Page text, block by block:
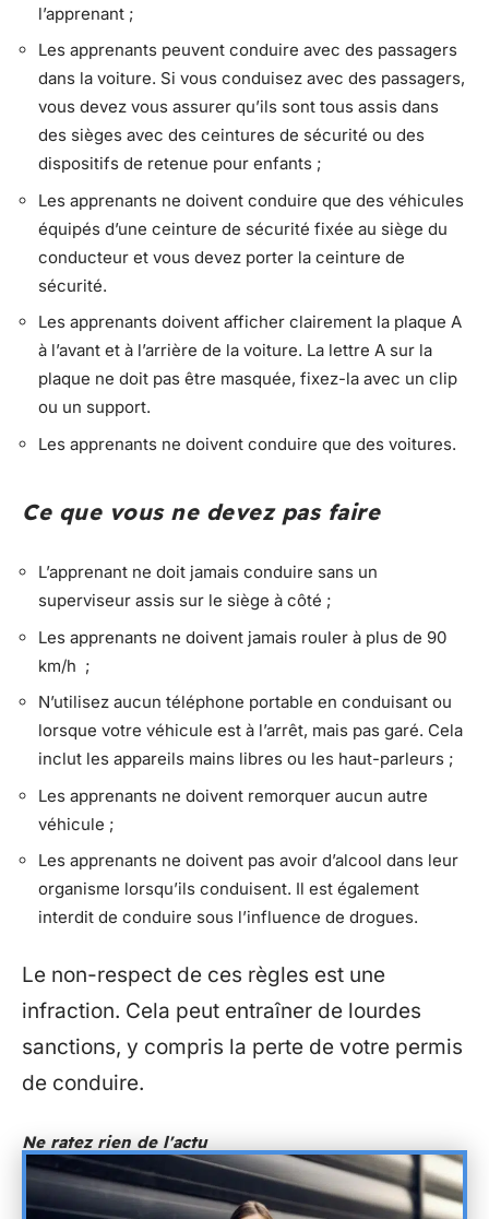
l’apprenant ;
Les apprenants peuvent conduire avec des passagers
dans la voiture. Si vous conduisez avec des passagers,
vous devez vous assurer qu’ils sont tous assis dans
des sièges avec des ceintures de sécurité ou des
dispositifs de retenue pour enfants ;
Les apprenants ne doivent conduire que des véhicules
équipés d’une ceinture de sécurité fixée au siège du
conducteur et vous devez porter la ceinture de
sécurité.
Les apprenants doivent afficher clairement la plaque A
à l’avant et à l’arrière de la voiture. La lettre A sur la
plaque ne doit pas être masquée, fixez-la avec un clip
ou un support.
Les apprenants ne doivent conduire que des voitures.
Ce que vous ne devez pas faire
L’apprenant ne doit jamais conduire sans un
superviseur assis sur le siège à côté ;
Les apprenants ne doivent jamais rouler à plus de 90
km/h ;
N’utilisez aucun téléphone portable en conduisant ou
lorsque votre véhicule est à l’arrêt, mais pas garé. Cela
inclut les appareils mains libres ou les haut-parleurs ;
Les apprenants ne doivent remorquer aucun autre
véhicule ;
Les apprenants ne doivent pas avoir d’alcool dans leur
organisme lorsqu’ils conduisent. Il est également
interdit de conduire sous l’influence de drogues.
Le non-respect de ces règles est une
infraction. Cela peut entraîner de lourdes
sanctions, y compris la perte de votre permis
de conduire.
Ne ratez rien de l'actu